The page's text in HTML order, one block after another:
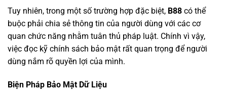
Tuy nhiên, trong một số trường hợp đặc biệt, B88 có thể
buộc phải chia sẻ thông tin của người dùng với các cơ
quan chức năng nhằm tuân thủ pháp luật. Chính vì vậy,
việc đọc kỹ chính sách bảo mật rất quan trọng để người
dùng nắm rõ quyền lợi của mình.
Biện Pháp Bảo Mật Dữ Liệu